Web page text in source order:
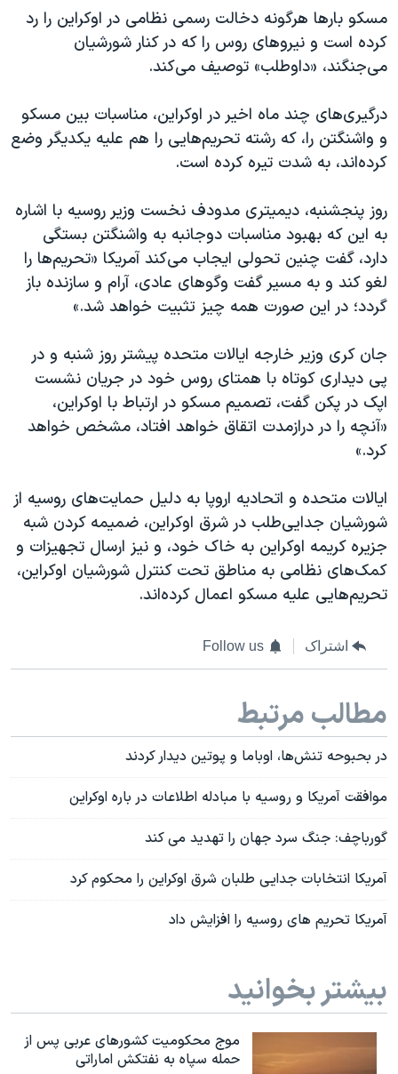
مسکو بارها هرگونه دخالت رسمی نظامی در اوکراین را رد
کرده است و نیروهای روس را که در کنار شورشیان
می‌جنگند، «داوطلب» توصیف می‌کند.
درگیری‌های چند ماه اخیر در اوکراین، مناسبات بین مسکو
و واشنگتن را، که رشته تحریم‌هایی را هم علیه یکدیگر وضع
کرده‌اند، به شدت تیره کرده است.
روز پنجشنبه، دیمیتری مدودف نخست وزیر روسیه با اشاره
به این که بهبود مناسبات دوجانبه به واشنگتن بستگی
دارد، گفت چنین تحولی ایجاب می‌کند آمریکا «تحریم‌ها را
لغو کند و به مسیر گفت وگوهای عادی، آرام و سازنده باز
گردد؛ در این صورت همه چیز تثبیت خواهد شد.»
جان کری وزیر خارجه ایالات متحده پیشتر روز شنبه و در
پی دیداری کوتاه با همتای روس خود در جریان نشست
اپک در پکن گفت، تصمیم مسکو در ارتباط با اوکراین،
«آنچه را در درازمدت اتقاق خواهد افتاد، مشخص خواهد
کرد.»
ایالات متحده و اتحادیه اروپا به دلیل حمایت‌های روسیه از
شورشیان جدایی‌طلب در شرق اوکراین، ضمیمه کردن شبه
جزیره کریمه اوکراین به خاک خود، و نیز ارسال تجهیزات و
کمک‌های نظامی به مناطق تحت کنترل شورشیان اوکراین،
تحریم‌هایی علیه مسکو اعمال کرده‌اند.
اشتراک Follow us
مطالب مرتبط
در بحبوحه تنش‌ها، اوباما و پوتین دیدار کردند
موافقت آمریکا و روسیه با مبادله اطلاعات در باره اوکراین
گورباچف: جنگ سرد جهان را تهدید می کند
آمریکا انتخابات جدایی طلبان شرق اوکراین را محکوم کرد
آمریکا تحریم های روسیه را افزایش داد
بیشتر بخوانید
موج محکومیت کشورهای عربی پس از
حمله سپاه به نفتکش اماراتی